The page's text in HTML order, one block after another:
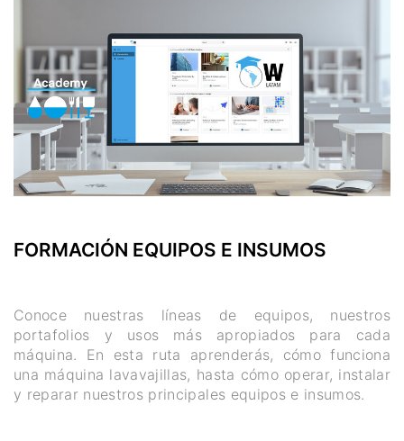
FORMACIÓN EQUIPOS E INSUMOS
Conoce nuestras líneas de equipos, nuestros
portafolios y usos más apropiados para cada
máquina. En esta ruta aprenderás, cómo funciona
una máquina lavavajillas, hasta cómo operar, instalar
y reparar nuestros principales equipos e insumos.